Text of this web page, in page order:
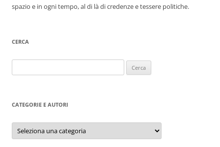
spazio e in ogni tempo, al di là di credenze e tessere politiche.
CERCA
per:
CATEGORIE E AUTORI
Categorie
autori